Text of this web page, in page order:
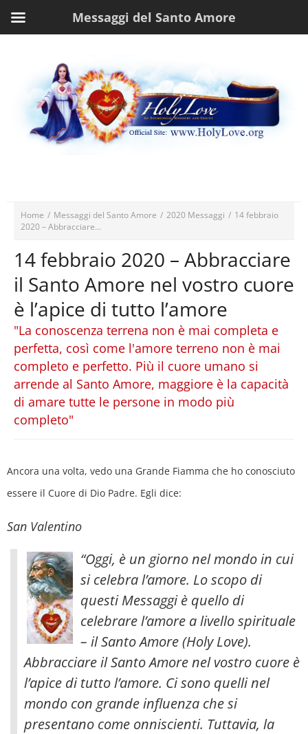
Home / Messaggi del Santo Amore / 2020 Messaggi / 14 febbraio
2020 – Abbracciare...
14 febbraio 2020 – Abbracciare
il Santo Amore nel vostro cuore
è l’apice di tutto l’amore
"La conoscenza terrena non è mai completa e
perfetta, così come l'amore terreno non è mai
completo e perfetto. Più il cuore umano si
arrende al Santo Amore, maggiore è la capacità
di amare tutte le persone in modo più
completo"
Ancora una volta, vedo una Grande Fiamma che ho conosciuto
essere il Cuore di Dio Padre. Egli dice:
San Valentino
“Oggi, è un giorno nel mondo in cui
si celebra l’amore. Lo scopo di
questi Messaggi è quello di
celebrare l’amore a livello spirituale
– il Santo Amore (Holy Love).
Abbracciare il Santo Amore nel vostro cuore è
l’apice di tutto l’amore. Ci sono quelli nel
mondo con grande influenza che si
presentano come onniscienti. Tuttavia, la
Messaggi del Santo Amore